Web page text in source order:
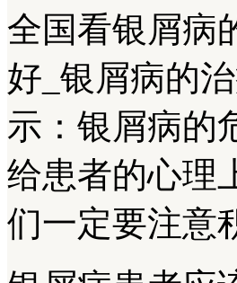
全国看银屑病
好_银屑病的
示：银屑病的
给患者的心理
们一定要注意